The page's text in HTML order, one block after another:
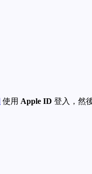
使用 Apple ID 登入，然